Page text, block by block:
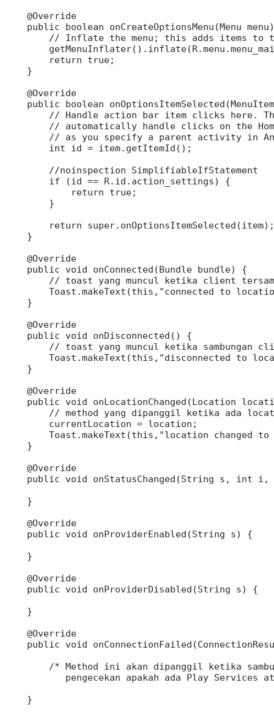
    @Override
public boolean onCreateOptionsMenu(Menu
// Inflate the menu; this adds items to
        return true;
    }
    @Override
public boolean
// Handle action bar item clicks here.
// automatically handle clicks on the
// as you specify a parent activity in
        int id = item.getItemId();
        //noinspection SimplifiableIfStatement
        if (id == R.id.action_settings) {
            return true;
        }
        return super.onOptionsItemSelected(item);
    }
    @Override
    public void onConnected(Bundle bundle) {
// toast yang muncul ketika client
Toast.makeText(this,"connected to
    }
    @Override
    public void onDisconnected() {
// toast yang muncul ketika sambungan
Toast.makeText(this,"disconnected to
    }
    @Override
public void onLocationChanged(Location
// method yang dipanggil ketika ada
        currentLocation = location;
Toast.makeText(this,"location changed
    }
    @Override
public void onStatusChanged(String s, int i,
    }
    @Override
    public void onProviderEnabled(String s) {
    }
    @Override
    public void onProviderDisabled(String s) {
    }
    @Override
public void
/* Method ini akan dipanggil ketika
pengecekan apakah ada Play Services
    }